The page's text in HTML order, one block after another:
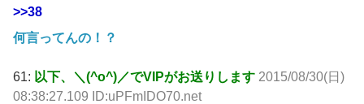
>>38
何言ってんの！？
61: 以下、＼(^o^)／でVIPがお送りします 2015/08/30(日)
08:38:27.109 ID:uPFmIDO70.net